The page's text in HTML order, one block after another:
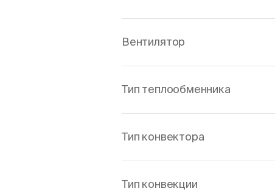
Вентилятор
Тип теплообменника
Тип конвектора
Тип конвекции